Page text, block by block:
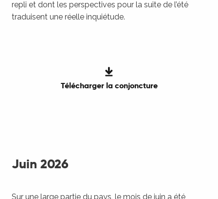
repli et dont les perspectives pour la suite de l’été
traduisent une réelle inquiétude.
Télécharger la conjoncture
Juin 2026
Sur une large partie du pays, le mois de juin a été